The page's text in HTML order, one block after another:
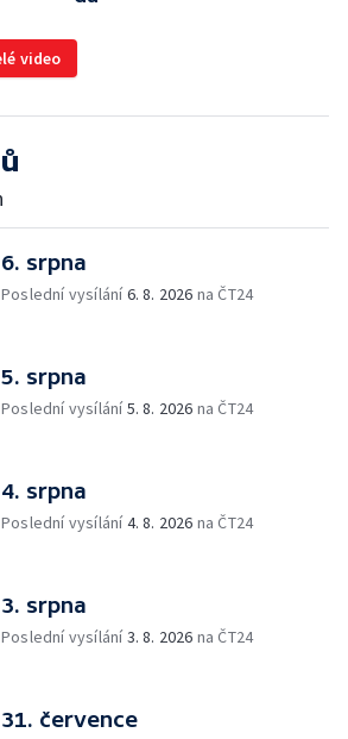
video
6. srpna
Poslední vysílání6. 8. 2026 na ČT24
5. srpna
Poslední vysílání5. 8. 2026 na ČT24
4. srpna
Poslední vysílání4. 8. 2026 na ČT24
3. srpna
Poslední vysílání3. 8. 2026 na ČT24
31. července